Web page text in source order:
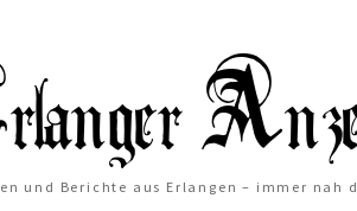
und Berichte aus Erlangen – immer nah